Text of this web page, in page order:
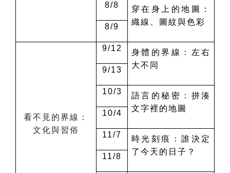
8/8
穿在身上的地圖：
織線、圖紋與色彩
8/9
看不見的界線：
文化與習俗
9/12
身體的界線：左右
大不同
9/13
10/3
語言的秘密：拼湊
文字裡的地圖
10/4
11/7
時光刻痕：誰決定
了今天的日子？
11/8